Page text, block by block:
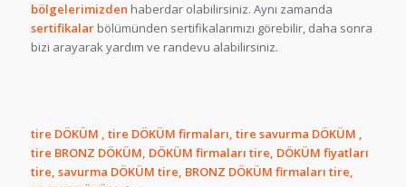
bölgelerimizden haberdar olabilirsiniz. Aynı zamanda
sertifikalarbölümünden sertifikalarımızı görebilir, daha sonra
bizi arayarak yardım ve randevu alabilirsiniz.
tire DÖKÜM , tire DÖKÜM firmaları, tire savurma DÖKÜM ,
tire BRONZ DÖKÜM, DÖKÜM firmaları tire, DÖKÜM fiyatları
tire, savurma DÖKÜM tire, BRONZ DÖKÜM firmaları tire,